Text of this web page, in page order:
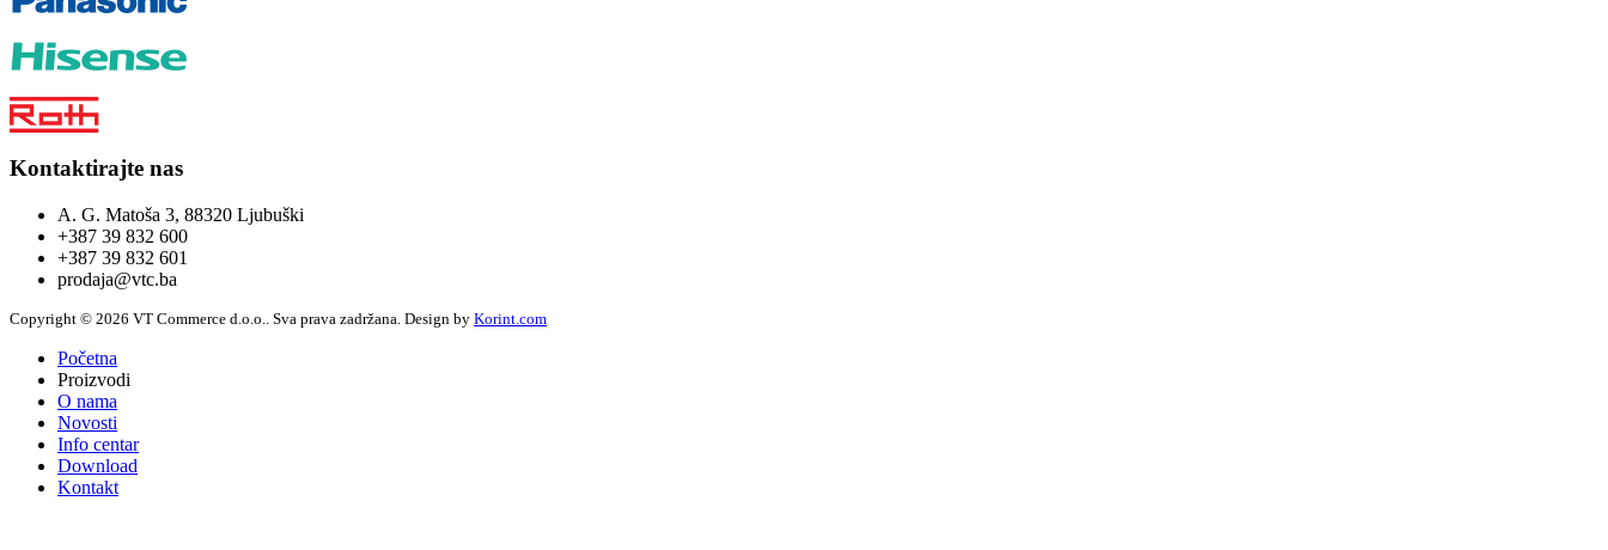
1350,0 KM
Read more
UZ35ZKE
1320,0 KM
Read more
UZ25ZKE
1245,0 KM
Read more
UZ50ZKE
Kontaktirajte nas
A. G. Matoša 3, 88320 Ljubuški
+387 39 832 600
+387 39 832 601
prodaja@vtc.ba
Copyright © 2026 VT Commerce d.o.o.. Sva prava zadržana. Design by Korint.com
Početna
Proizvodi
O nama
Novosti
Info centar
Download
Kontakt